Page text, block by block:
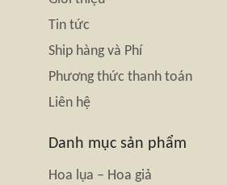
Tin tức
Ship hàng và Phí
Phương thức thanh toán
Liên hệ
Danh mục sản phẩm
Hoa lụa – Hoa giả